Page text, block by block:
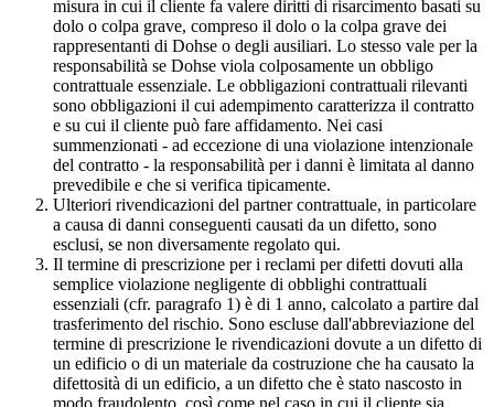
misura in cui il cliente fa valere diritti di risarcimento basati su
dolo o colpa grave, compreso il dolo o la colpa grave dei
rappresentanti di Dohse o degli ausiliari. Lo stesso vale per la
responsabilità se Dohse viola colposamente un obbligo
contrattuale essenziale. Le obbligazioni contrattuali rilevanti
sono obbligazioni il cui adempimento caratterizza il contratto
e su cui il cliente può fare affidamento. Nei casi
summenzionati - ad eccezione di una violazione intenzionale
del contratto - la responsabilità per i danni è limitata al danno
prevedibile e che si verifica tipicamente.
Ulteriori rivendicazioni del partner contrattuale, in particolare
a causa di danni conseguenti causati da un difetto, sono
esclusi, se non diversamente regolato qui.
Il termine di prescrizione per i reclami per difetti dovuti alla
semplice violazione negligente di obblighi contrattuali
essenziali (cfr. paragrafo 1) è di 1 anno, calcolato a partire dal
trasferimento del rischio. Sono escluse dall'abbreviazione del
termine di prescrizione le rivendicazioni dovute a un difetto di
un edificio o di un materiale da costruzione che ha causato la
difettosità di un edificio, a un difetto che è stato nascosto in
modo fraudolento, così come nel caso in cui il cliente sia